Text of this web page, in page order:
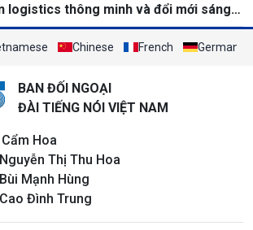
logistics thông minh và đổi mới sáng
Chinese French German
BAN ĐỐI NGOẠI
ĐÀI TIẾNG NÓI VIỆT NAM
Hoa
Nguyễn Thị Thu Hoa
Bùi Mạnh Hùng
Cao Đình Trung